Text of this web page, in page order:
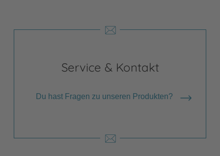
Service & Kontakt
Du hast Fragen zu unseren Produkten?